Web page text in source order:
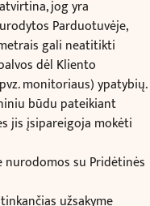
jog yra
Parduotuvėje,
gali neatitikti
dėl Kliento
monitoriaus) ypatybių.
būdu pateikiant
jis įsipareigoja mokėti
nurodomos su Pridėtinės
užsakyme